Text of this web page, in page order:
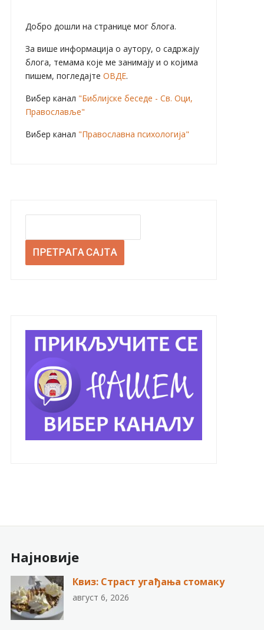
Добро дошли на странице мог блога.
За више информација о аутору, о садржају
блога, темама које ме занимају и о којима
пишем, погледајте ОВДЕ.
Вибер канал "Библијске беседе - Св. Оци,
Православље"
Вибер канал "Православна психологија"
Најновије
Квиз: Страст угађања стомаку
август 6, 2026